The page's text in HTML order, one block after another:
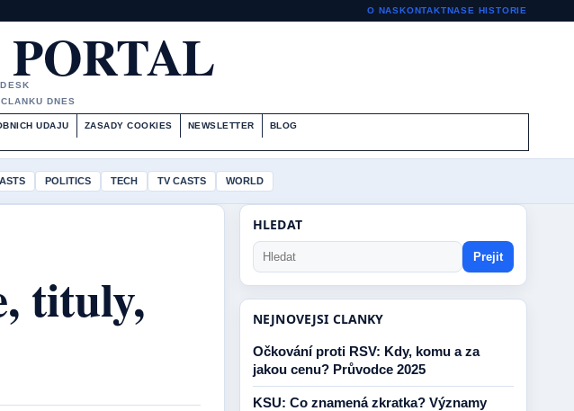
O NASKONTAKTNASE HISTORIE
DNES
UDAJU ZASADY COOKIES NEWSLETTER BLOG
POLITICS TECH TV CASTS WORLD
tituly,
HLEDAT
Prejit
NEJNOVEJSI CLANKY
Očkování proti RSV: Kdy, komu a za
jakou cenu? Průvodce 2025
KSU: Co znamená zkratka? Významy